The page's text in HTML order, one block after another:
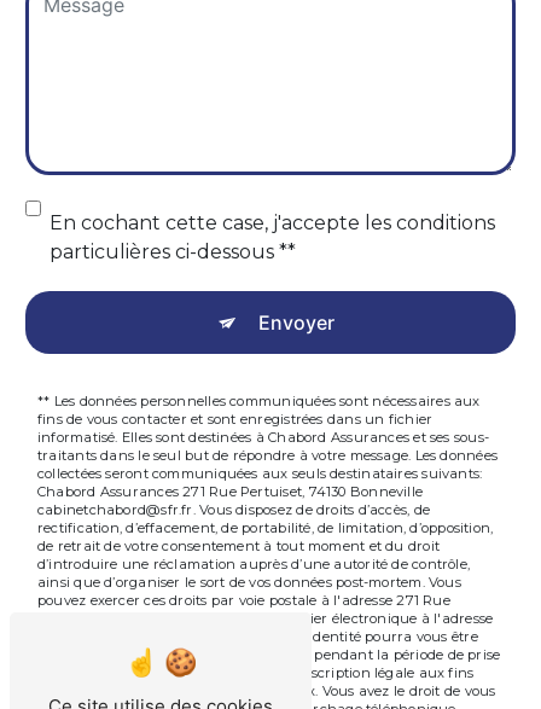
En cochant cette case, j'accepte les conditions
particulières ci-dessous **
Envoyer
** Les données personnelles communiquées sont nécessaires aux
fins de vous contacter et sont enregistrées dans un fichier
informatisé. Elles sont destinées à Chabord Assurances et ses sous-
traitants dans le seul but de répondre à votre message. Les données
collectées seront communiquées aux seuls destinataires suivants:
Chabord Assurances 271 Rue Pertuiset, 74130 Bonneville
cabinetchabord@sfr.fr. Vous disposez de droits d’accès, de
rectification, d’effacement, de portabilité, de limitation, d’opposition,
de retrait de votre consentement à tout moment et du droit
d’introduire une réclamation auprès d’une autorité de contrôle,
ainsi que d’organiser le sort de vos données post-mortem. Vous
pouvez exercer ces droits par voie postale à l'adresse 271 Rue
Pertuiset, 74130 Bonneville ou par courrier électronique à l'adresse
cabinetchabord@sfr.fr. Un justificatif d'identité pourra vous être
demandé. Nous conservons vos données pendant la période de prise
de contact puis pendant la durée de prescription légale aux fins
probatoires et de gestion des contentieux. Vous avez le droit de vous